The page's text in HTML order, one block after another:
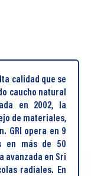
calidad que se
caucho natural
en 2002, la
de materiales,
GRI opera en 9
en más de 50
avanzada en Sri
radiales. En